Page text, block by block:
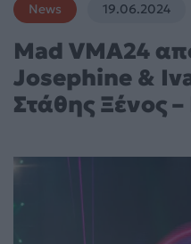
News 19.06.2024
Mad VMA24
Josephine &
Στάθης Ξένος